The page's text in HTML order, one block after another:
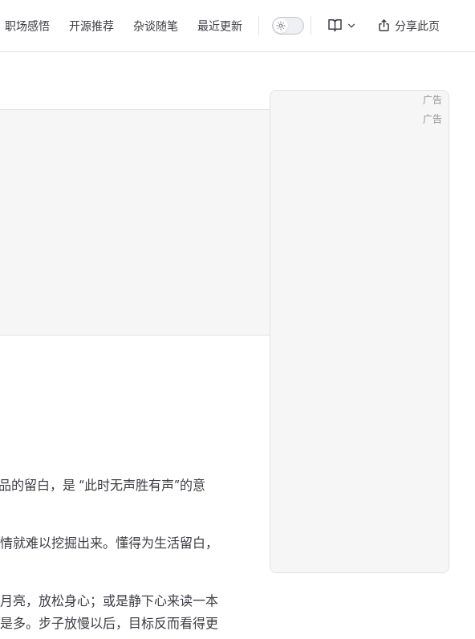
职场感悟 开源推荐 杂谈随笔 最近更新 分享此页
广告
广告
的留白，是 “此时无声胜有声”的意
就难以挖掘出来。懂得为生活留白，
亮，放松身心；或是静下心来读一本
多。步子放慢以后，目标反而看得更